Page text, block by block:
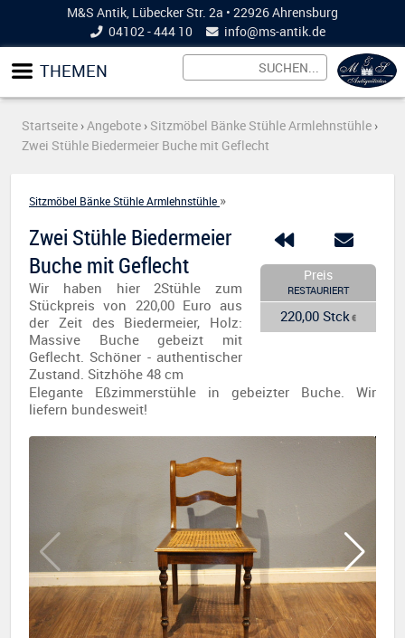
M&S Antik, Lübecker Str. 2a • 22926 Ahrensburg
04102 - 444 10
info@ms-antik.de
THEMEN
Startseite ›Angebote › Sitzmöbel Bänke Stühle Armlehnstühle ›
Zwei Stühle Biedermeier Buche mit Geflecht
Sitzmöbel Bänke Stühle Armlehnstühle »
Preis
RESTAURIERT
220,00 Stck€
Zwei Stühle Biedermeier
Buche mit Geflecht
Wir haben hier 2Stühle zum
Stückpreis von 220,00 Euro aus
der Zeit des Biedermeier, Holz:
Massive Buche gebeizt mit
Geflecht. Schöner - authentischer
Zustand. Sitzhöhe 48 cm
Elegante Eßzimmerstühle in gebeizter Buche. Wir
liefern bundesweit!